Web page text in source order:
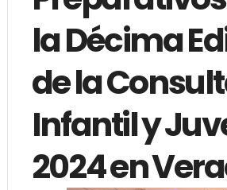
la Décima
de la
Infantil y
2024 en